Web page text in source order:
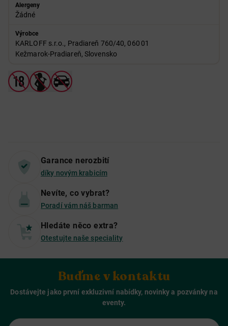
Alergeny
Žádné
Výrobce
KARLOFF s.r.o., Pradiareň 760/40, 060 01
Kežmarok‑Pradiareň, Slovensko
Garance nerozbití
díky novým krabicím
Nevíte, co vybrat?
Poradí vám náš barman
Hledáte něco extra?
Otestujte naše speciality
Buďme v kontaktu
Dostávejte jako první exkluzivní nabídky, novinky a pozvánky na
eventy.